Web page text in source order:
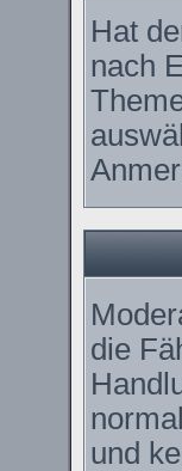
Hat
nach
die
und